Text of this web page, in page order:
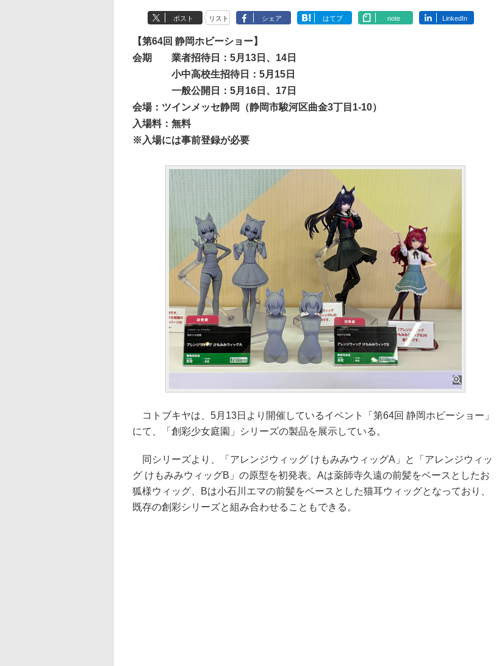
ポスト リスト シェア はてブ note LinkedIn
【第64回 静岡ホビーショー】
会期
業者招待日：5月13日、14日
小中高校生招待日：5月15日
一般公開日：5月16日、17日
会場：ツインメッセ静岡（静岡市駿河区曲金3丁目1-10）
入場料：無料
※入場には事前登録が必要
コトブキヤは、5月13日より開催しているイベント「第64回 静岡ホビーショー」
にて、「創彩少女庭園」シリーズの製品を展示している。
同シリーズより、「アレンジウィッグ けもみみウィッグA」と「アレンジウィッ
グ けもみみウィッグB」の原型を初発表。Aは薬師寺久遠の前髪をベースとしたお
狐様ウィッグ、Bは小石川エマの前髪をベースとした猫耳ウィッグとなっており、
既存の創彩シリーズと組み合わせることもできる。